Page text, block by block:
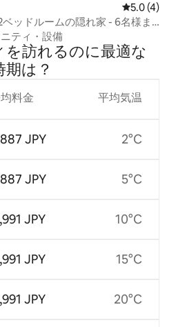
レビュー4
5.0 (4)
ッドルームの隠れ家 - 6名様ま
ティ・設備
訪⁠れ⁠るの⁠に最⁠適⁠な
期⁠は⁠？
料金
JPY
JPY
JPY
JPY
JPY
平均気温
2°C
5°C
10°C
15°C
20°C